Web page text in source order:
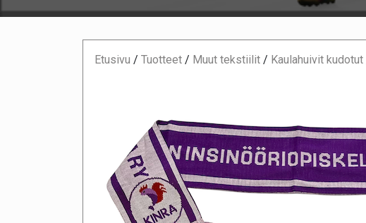
Etusivu / Tuotteet / Muut tekstiilit / Kaulahuivit kudotut